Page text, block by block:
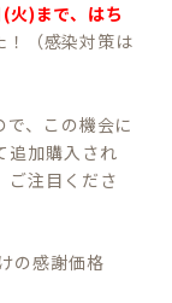
火)まで、はち
！（感染対策は
、この機会に
追加購入され
ご注目くださ
の感謝価格